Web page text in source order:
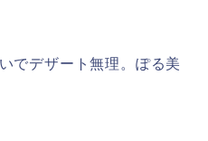
でデザート無理。ぽる美